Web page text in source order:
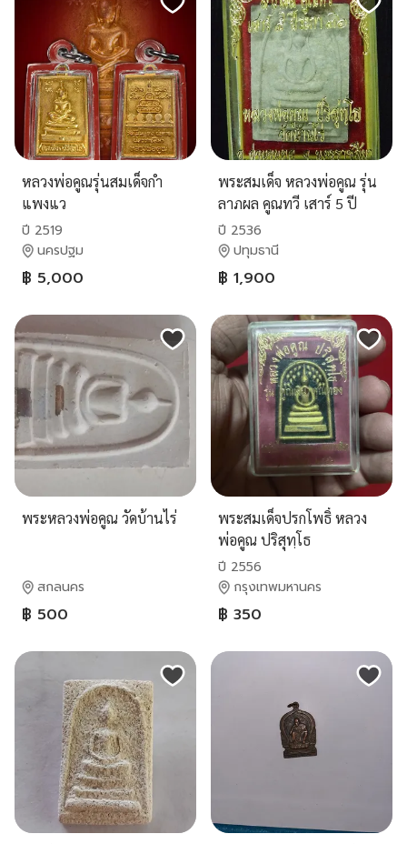
หลวงพ่อคูณรุ่นสมเด็จกำ
แพงแว
ปี 2519
นครปฐม
฿ 5,000
พระสมเด็จ หลวงพ่อคูณ รุ่น
ลาภผล คูณทวี เสาร์ 5 ปี
2536 ( L 7- 123 )
ปี 2536
ปทุมธานี
฿ 1,900
พระหลวงพ่อคูณ วัดบ้านไร่
สกลนคร
฿ 500
พระสมเด็จปรกโพธิ์ หลวง
พ่อคูณ ปริสุทฺโธ
ปี 2556
กรุงเทพมหานคร
฿ 350